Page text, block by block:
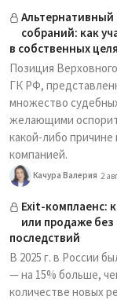
собраний: как
в собственных
Позиция
ГК РФ,
множество
желающими
какой-либо
компанией.
Качура Валерия 2
Exit-комплаенс:
или продаже
последствий
В 2025 г. в России
— на 15% больше,
количестве новых